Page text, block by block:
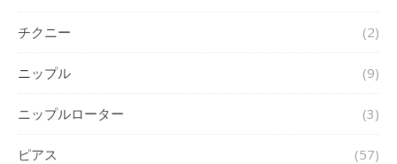
チクニー (2)
ニップル (9)
ニップルローター (3)
ピアス (57)